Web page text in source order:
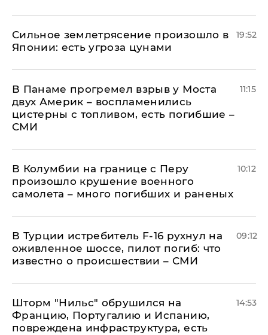
Сильное землетрясение произошло в
Японии: есть угроза цунами
19:52
В Панаме прогремел взрыв у Моста
двух Америк – воспламенились
цистерны с топливом, есть погибшие –
СМИ
11:15
В Колумбии на границе с Перу
произошло крушение военного
самолета – много погибших и раненых
10:12
В Турции истребитель F-16 рухнул на
оживленное шоссе, пилот погиб: что
известно о происшествии – СМИ
09:12
Шторм "Нильс" обрушился на
Францию, Португалию и Испанию,
повреждена инфраструктура, есть
14:53